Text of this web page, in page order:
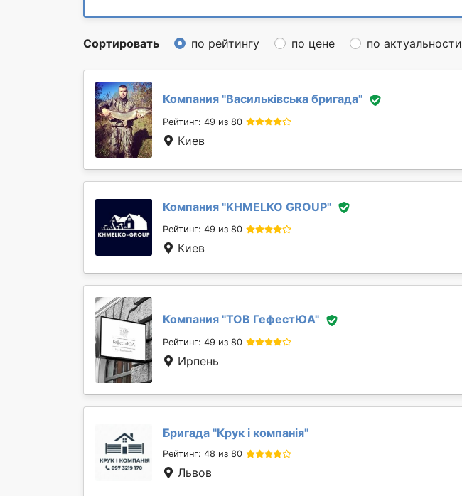
Сортировать по рейтингу по цене по актуальности
Компания "Васильківська бригада"
Рейтинг: 49 из 80
Киев
Компания "KHMELKO GROUP"
Рейтинг: 49 из 80
Киев
Компания "ТОВ ГефестЮА"
Рейтинг: 49 из 80
Ирпень
Бригада "Крук і компанія"
Рейтинг: 48 из 80
Львов